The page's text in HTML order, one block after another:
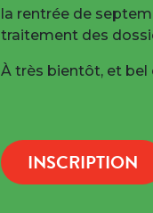
la rentrée de
traitement des
À très bientôt, et bel
INSCRIPTION